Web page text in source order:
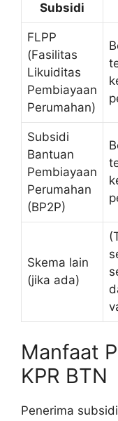
Subsidi
FLPP
(Fasilitas
Likuiditas
Pembiayaan
Perumahan)
Subsidi
Bantuan
Pembiayaan
Perumahan
(BP2P)
Skema lain
(jika ada)
Manfaat
KPR BTN
Penerima